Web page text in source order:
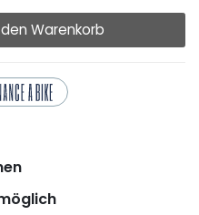
Warenkorb